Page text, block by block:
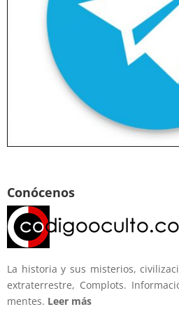
Conócenos
La historia y sus misterios,
extraterrestre, Complots.
mentes. Leer más